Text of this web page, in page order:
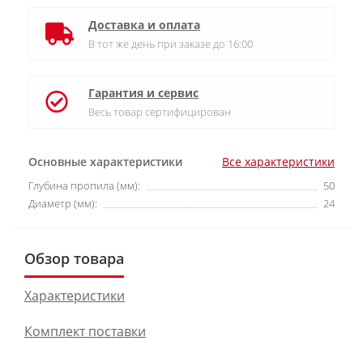
Основные характеристики Все характеристики
Глубина пропила (мм):
50
Диаметр (мм):
24
Доставка и оплата
В тот же день при заказе до 16:00
Гарантия и сервис
Весь товар сертифицирован
Обзор товара
Характеристики
Комплект поставки